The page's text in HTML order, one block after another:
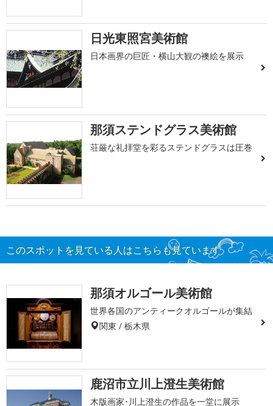
日光東照宮美術館
日本画界の巨匠・横山大観の襖絵を展示
那須ステンドグラス美術館
荘厳な礼拝堂を彩るステンドグラスは圧巻
このスポットを見ている人はこちらも見ています
那須オルゴール美術館
世界各国のアンティークオルゴールが集結
関東 / 栃木県
鹿沼市立川上澄生美術館
木版画家･川上澄生の作品を一堂に展示